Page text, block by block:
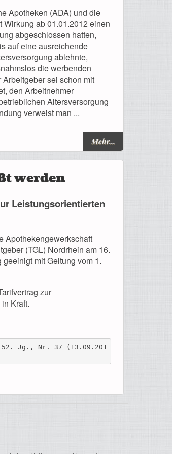
Apotheken (ADA) und die
ab 01.01.2012 einen
abgeschlossen hatten,
auf eine ausreichende
ablehnte,
die werbenden
sei schon mit
den Arbeitnehmer
Altersversorgung
verweist man ...
Mehr...
werden
Leistungsorientierten
Apothekengewerkschaft
(TGL) Nordrhein am 16.
mit Geltung vom 1.
zur
Kraft.
Jg., Nr. 37 (13.09.201